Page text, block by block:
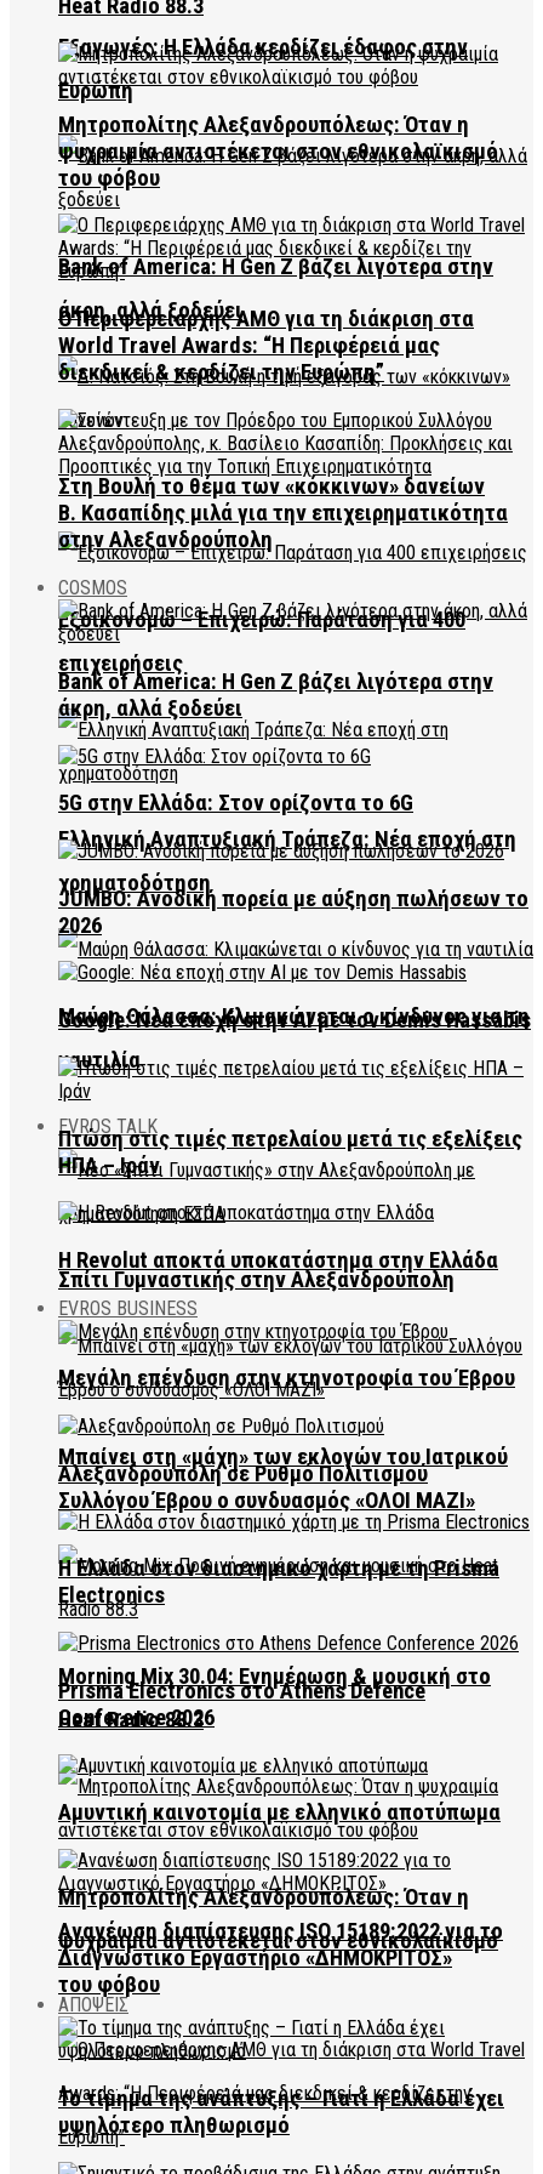
Εξαγωγές: Η Ελλάδα κερδίζει έδαφος στην
Ευρώπη
Bank of America: Η Gen Z βάζει λιγότερα στην
άκρη, αλλά ξοδεύει
Στη Βουλή το θέμα των «κόκκινων» δανείων
Εξοικονομώ – Επιχειρώ: Παράταση για 400
επιχειρήσεις
Ελληνική Αναπτυξιακή Τράπεζα: Νέα εποχή στη
χρηματοδότηση
Μαύρη Θάλασσα: Κλιμακώνεται ο κίνδυνος για τη
ναυτιλία
EVROS TALK
Σπίτι Γυμναστικής στην Αλεξανδρούπολη
Μπαίνει στη «μάχη» των εκλογών του Ιατρικού
Συλλόγου Έβρου ο συνδυασμός «ΟΛΟΙ ΜΑΖΙ»
Morning Mix 30.04: Ενημέρωση & μουσική στο
Heat Radio 88.3
Μητροπολίτης Αλεξανδρουπόλεως: Όταν η
ψυχραιμία αντιστέκεται στον εθνικολαϊκισμό
του φόβου
Heat Radio 88.3
Μητροπολίτης Αλεξανδρουπόλεως: Όταν η
ψυχραιμία αντιστέκεται στον εθνικολαϊκισμό
του φόβου
Ο Περιφερειάρχης ΑΜΘ για τη διάκριση στα
World Travel Awards: “Η Περιφέρειά μας
διεκδικεί & κερδίζει την Ευρώπη”
Β. Κασαπίδης μιλά για την επιχειρηματικότητα
στην Αλεξανδρούπολη
COSMOS
Bank of America: Η Gen Z βάζει λιγότερα στην
άκρη, αλλά ξοδεύει
5G στην Ελλάδα: Στον ορίζοντα το 6G
JUMBO: Ανοδική πορεία με αύξηση πωλήσεων το
2026
Google: Νέα εποχή στην AI με τον Demis Hassabis
Πτώση στις τιμές πετρελαίου μετά τις εξελίξεις
ΗΠΑ – Ιράν
Η Revolut αποκτά υποκατάστημα στην Ελλάδα
EVROS BUSINESS
Μεγάλη επένδυση στην κτηνοτροφία του Έβρου
Αλεξανδρούπολη σε Ρυθμό Πολιτισμού
Η Ελλάδα στον διαστημικό χάρτη με τη Prisma
Electronics
Prisma Electronics στο Athens Defence
Conference 2026
Αμυντική καινοτομία με ελληνικό αποτύπωμα
Ανανέωση διαπίστευσης ISO 15189:2022 για το
Διαγνωστικό Εργαστήριο «ΔΗΜΟΚΡΙΤΟΣ»
ΑΠΟΨΕΙΣ
Το τίμημα της ανάπτυξης – Γιατί η Ελλάδα έχει
υψηλότερο πληθωρισμό